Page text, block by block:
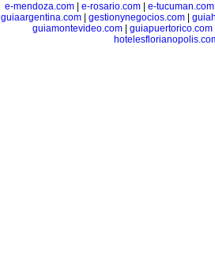
e-mendoza.com| e-rosario.com| e-tucuman.com
guiaargentina.com
gestionynegocios.com
guiamontevideo.com
guiapuertorico.com